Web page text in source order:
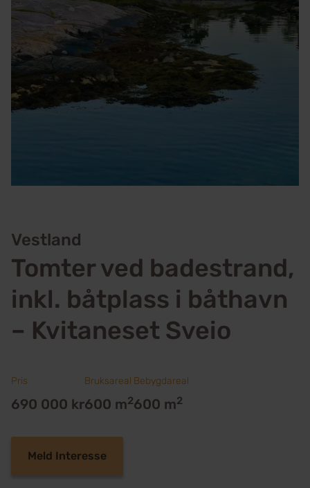
Vestland
Tomter ved badestrand,
inkl. båtplass i båthavn
– Kvitaneset Sveio
Pris
690 000 kr
Bruksareal
600 m2
Bebygdareal
600 m2
Meld Interesse